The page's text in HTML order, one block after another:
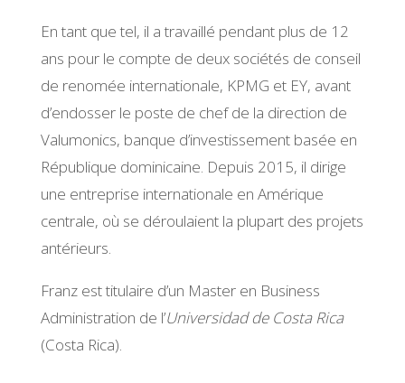
En tant que tel, il a travaillé pendant plus de 12
ans pour le compte de deux sociétés de conseil
de renomée internationale, KPMG et EY, avant
d’endosser le poste de chef de la direction de
Valumonics, banque d’investissement basée en
République dominicaine. Depuis 2015, il dirige
une entreprise internationale en Amérique
centrale, où se déroulaient la plupart des projets
antérieurs.
Franz est titulaire d’un Master en Business
Administration de l’Universidad de Costa Rica
(Costa Rica).